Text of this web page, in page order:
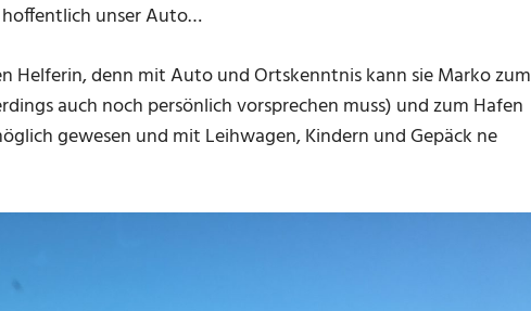
unser Auto…
Helferin, denn mit Auto und Ortskenntnis kann sie Marko zum
auch noch persönlich vorsprechen muss) und zum Hafen
gewesen und mit Leihwagen, Kindern und Gepäck ne